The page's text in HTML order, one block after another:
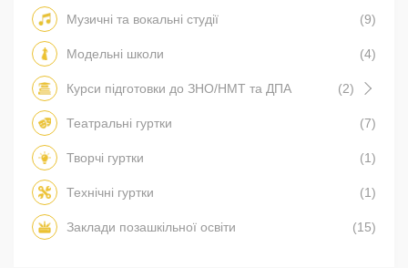
Музичні та вокальні студії (9)
Модельні школи (4)
Курси підготовки до ЗНО/НМТ та ДПА (2)
Театральні гуртки (7)
Творчі гуртки (1)
Технічні гуртки (1)
Заклади позашкільної освіти (15)